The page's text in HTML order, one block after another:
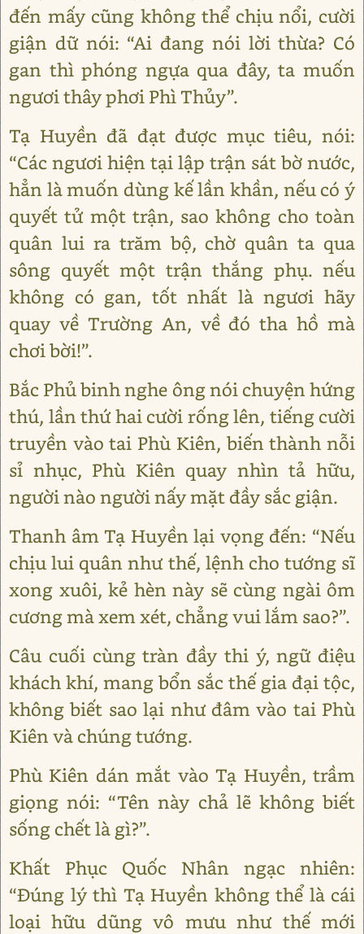
đến mấy cũng không thể chịu nổi, cười
giận dữ nói: “Ai đang nói lời thừa? Có
gan thì phóng ngựa qua đây, ta muốn
ngươi thây phơi Phì Thủy”.
Tạ Huyền đã đạt được mục tiêu, nói:
“Các ngươi hiện tại lập trận sát bờ nước,
hẳn là muốn dùng kế lần khần, nếu có ý
quyết tử một trận, sao không cho toàn
quân lui ra trăm bộ, chờ quân ta qua
sông quyết một trận thắng phụ. nếu
không có gan, tốt nhất là ngươi hãy
quay về Trường An, về đó tha hồ mà
chơi bời!”.
Bắc Phủ binh nghe ông nói chuyện hứng
thú, lần thứ hai cười rống lên, tiếng cười
truyền vào tai Phù Kiên, biến thành nỗi
sỉ nhục, Phù Kiên quay nhìn tả hữu,
người nào người nấy mặt đầy sắc giận.
Thanh âm Tạ Huyền lại vọng đến: “Nếu
chịu lui quân như thế, lệnh cho tướng sĩ
xong xuôi, kẻ hèn này sẽ cùng ngài ôm
cương mà xem xét, chẳng vui lắm sao?”.
Câu cuối cùng tràn đầy thi ý, ngữ điệu
khách khí, mang bổn sắc thế gia đại tộc,
không biết sao lại như đâm vào tai Phù
Kiên và chúng tướng.
Phù Kiên dán mắt vào Tạ Huyền, trầm
giọng nói: “Tên này chả lẽ không biết
sống chết là gì?”.
Khất Phục Quốc Nhân ngạc nhiên:
“Đúng lý thì Tạ Huyền không thể là cái
loại hữu dũng vô mưu như thế mới